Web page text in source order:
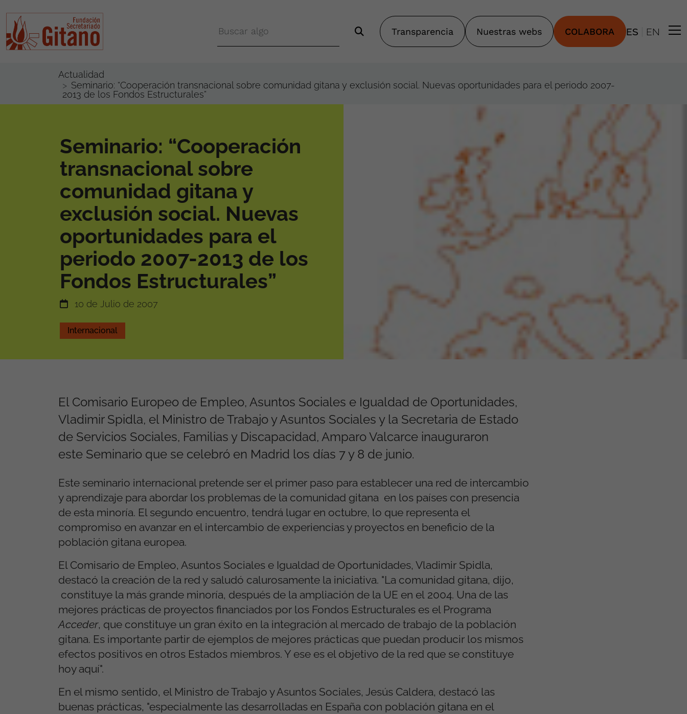
Transparencia Nuestras webs COLABORA ES EN
Actualidad
Seminario: “Cooperación transnacional sobre comunidad gitana y exclusión social. Nuevas oportunidades para el periodo 2007-
2013 de los Fondos Estructurales”
Seminario: “Cooperación
transnacional sobre
comunidad gitana y
exclusión social. Nuevas
oportunidades para el
periodo 2007-2013 de los
Fondos Estructurales”
10 de Julio de 2007
Internacional
El Comisario Europeo de Empleo, Asuntos Sociales e Igualdad de Oportunidades,
Vladimir Spidla, el Ministro de Trabajo y Asuntos Sociales y la Secretaria de Estado
de Servicios Sociales, Familias y Discapacidad, Amparo Valcarce inauguraron
este Seminario que se celebró en Madrid los días 7 y 8 de junio.
Este seminario internacional pretende ser el primer paso para establecer una red de intercambio
y aprendizaje para abordar los problemas de la comunidad gitana en los países con presencia
de esta minoría. El segundo encuentro, tendrá lugar en octubre, lo que representa el
compromiso en avanzar en el intercambio de experiencias y proyectos en beneficio de la
población gitana europea.
El Comisario de Empleo, Asuntos Sociales e Igualdad de Oportunidades, Vladimir Spidla,
destacó la creación de la red y saludó calurosamente la iniciativa. "La comunidad gitana, dijo,
constituye la más grande minoría, después de la ampliación de la UE en el 2004. Una de las
mejores prácticas de proyectos financiados por los Fondos Estructurales es el Programa
Acceder, que constituye un gran éxito en la integración al mercado de trabajo de la población
gitana. Es importante partir de ejemplos de mejores prácticas que puedan producir los mismos
efectos positivos en otros Estados miembros. Y ese es el objetivo de la red que se constituye
hoy aquí".
En el mismo sentido, el Ministro de Trabajo y Asuntos Sociales, Jesús Caldera, destacó las
buenas prácticas, "especialmente las desarrolladas en España con población gitana en el